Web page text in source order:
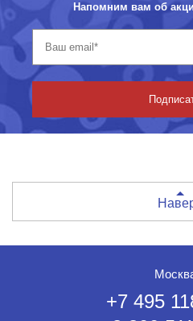
Напомним вам об
+7 495